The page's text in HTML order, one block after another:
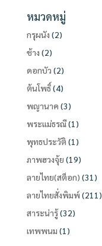
หมวดหมู่
กรุผนัง (2)
ช้าง (2)
ดอกบัว (2)
ต้นโพธิ์(4)
พญานาค (3)
พระแม่ธรณี(1)
พุทธประวัติ (1)
ภาพฮวงจุ้ย (19)
ลายไทย(สต็อก) (31)
ลายไทยสั่งพิมพ์ (211)
สาระน่ารู้(32)
เทพพนม (1)